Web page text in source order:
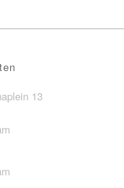
13